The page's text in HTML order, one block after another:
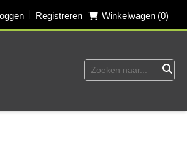
Registreren Winkelwagen (0)